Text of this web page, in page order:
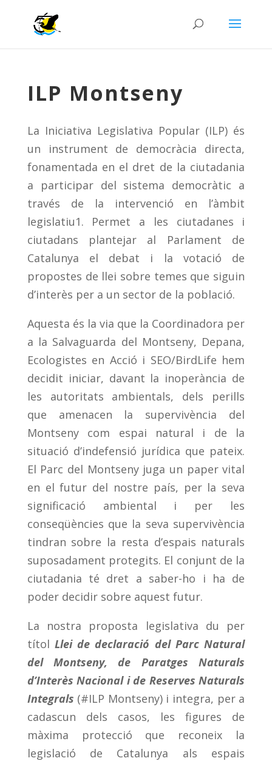
ILP Montseny
La Iniciativa Legislativa Popular (ILP) és
un instrument de democràcia directa,
fonamentada en el dret de la ciutadania
a participar del sistema democràtic a
través de la intervenció en l’àmbit
legislatiu1. Permet a les ciutadanes i
ciutadans plantejar al Parlament de
Catalunya el debat i la votació de
propostes de llei sobre temes que siguin
d’interès per a un sector de la població.
Aquesta és la via que la Coordinadora per
a la Salvaguarda del Montseny, Depana,
Ecologistes en Acció i SEO/BirdLife hem
decidit iniciar, davant la inoperància de
les autoritats ambientals, dels perills
que amenacen la supervivència del
Montseny com espai natural i de la
situació d’indefensió jurídica que pateix.
El Parc del Montseny juga un paper vital
en el futur del nostre país, per la seva
significació ambiental i per les
conseqüències que la seva supervivència
tindran sobre la resta d’espais naturals
suposadament protegits. El conjunt de la
ciutadania té dret a saber-ho i ha de
poder decidir sobre aquest futur.
La nostra proposta legislativa du per
títolLlei de declaració del Parc Natural
del Montseny, de Paratges Naturals
d’Interès Nacional i de Reserves Naturals
Integrals (#ILP Montseny) i integra, per a
cadascun dels casos, les figures de
màxima protecció que reconeix la
legislació de Catalunya als espais